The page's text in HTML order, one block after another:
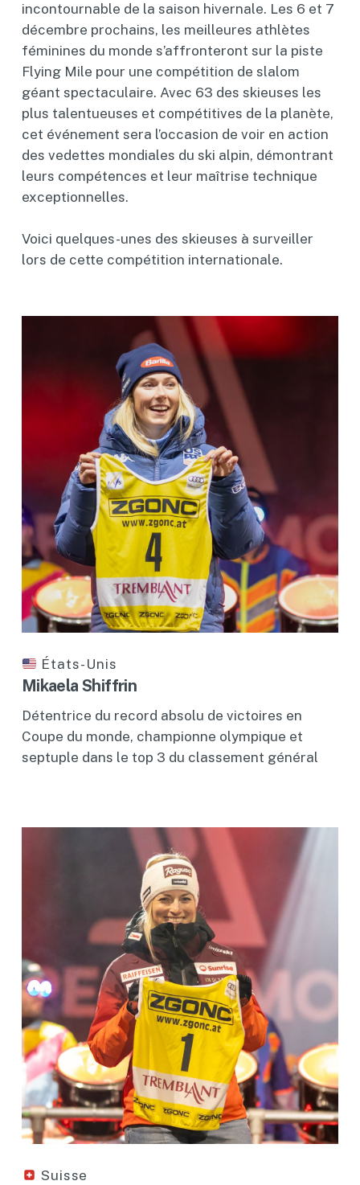
incontournable de la saison hivernale. Les 6 et 7
décembre prochains, les meilleures athlètes
féminines du monde s’affronteront sur la piste
Flying Mile pour une compétition de slalom
géant spectaculaire. Avec 63 des skieuses les
plus talentueuses et compétitives de la planète,
cet événement sera l’occasion de voir en action
des vedettes mondiales du ski alpin, démontrant
leurs compétences et leur maîtrise technique
exceptionnelles.
Voici quelques-unes des skieuses à surveiller
lors de cette compétition internationale.
États-Unis
Mikaela Shiffrin
Détentrice du record absolu de victoires en
Coupe du monde, championne olympique et
septuple dans le top 3 du classement général
Suisse